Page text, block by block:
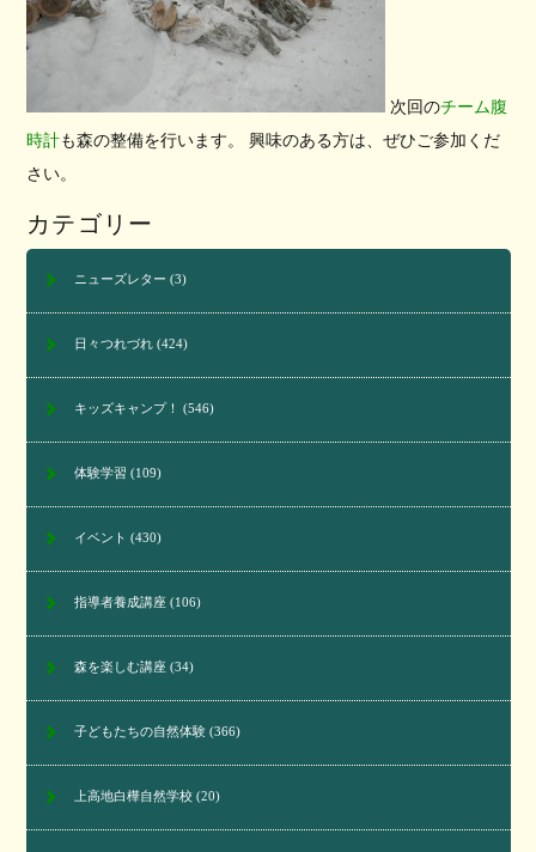
次回のチーム腹
時計も森の整備を行います。 興味のある方は、ぜひご参加くだ
さい。
カテゴリー
ニューズレター (3)
日々つれづれ(424)
キッズキャンプ！ (546)
体験学習 (109)
イベント (430)
指導者養成講座(106)
森を楽しむ講座(34)
子どもたちの自然体験(366)
上高地白樺自然学校(20)